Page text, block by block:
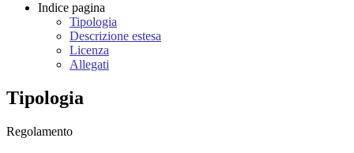
Indice pagina
Tipologia
Descrizione estesa
Licenza
Allegati
Tipologia
Regolamento